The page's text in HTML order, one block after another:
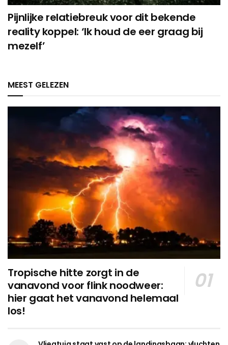
Pijnlijke relatiebreuk voor dit bekende
reality koppel: ‘Ik houd de eer graag bij
mezelf’
MEEST GELEZEN
Tropische hitte zorgt in de
vanavond voor flink noodweer:
hier gaat het vanavond helemaal
los!